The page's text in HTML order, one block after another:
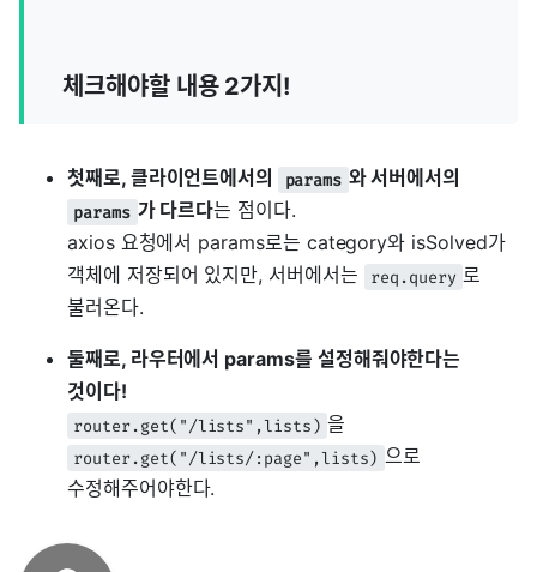
체크해야할 내용 2가지!
첫째로, 클라이언트에서의 params 와 서버에서의
params 가 다르다는 점이다.
axios 요청에서 params로는 category와 isSolved가
객체에 저장되어 있지만, 서버에서는
req.query 로
불러온다.
둘째로, 라우터에서 params를 설정해줘야한다는
것이다!
router.get("/lists",lists) 을
router.get("/lists/:page",lists) 으로
수정해주어야한다.